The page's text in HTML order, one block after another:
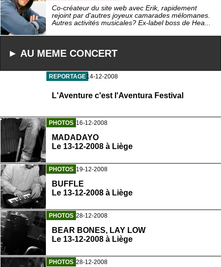
Co-créateur du site web avec Erik, rapidement
rejoint par d'autres joyeux camarades mélomanes.
Autres activités musicales? Ex-label boss de Hea...
► AU MEME CONCERT
REPORTAGE14-12-2008
L'Aventure c'est l'Aventura Festival
PHOTOS 16-12-2008
MADADAYO
Le 13-12-2008 à Liège
PHOTOS 19-12-2008
BUFFLE
Le 13-12-2008 à Liège
PHOTOS 28-12-2008
BEAR BONES, LAY LOW
Le 13-12-2008 à Liège
PHOTOS 28-12-2008